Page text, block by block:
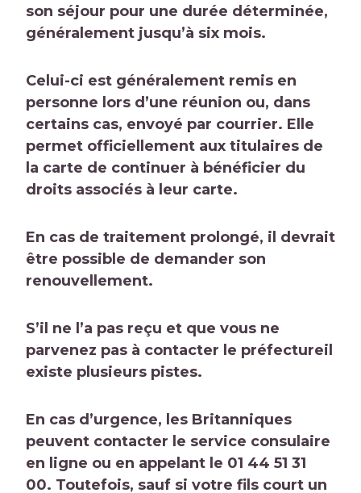
son séjour pour une durée déterminée,
généralement jusqu’à six mois.
Celui-ci est généralement remis en
personne lors d’une réunion ou, dans
certains cas, envoyé par courrier. Elle
permet officiellement aux titulaires de
la carte de continuer à bénéficier du
droits associés à leur carte.
En cas de traitement prolongé, il devrait
être possible de demander son
renouvellement.
S’il ne l’a pas reçu et que vous ne
parvenez pas à contacter le préfectureil
existe plusieurs pistes.
En cas d’urgence, les Britanniques
peuvent contacter le service consulaire
en ligne ou en appelant le 01 44 51 31
00. Toutefois, sauf si votre fils court un